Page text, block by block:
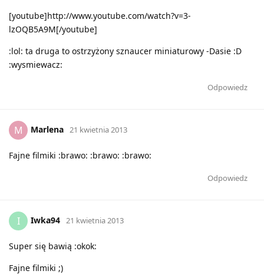
[youtube]http://www.youtube.com/watch?v=3-
lzOQB5A9M[/youtube]
:lol: ta druga to ostrzyżony sznaucer miniaturowy -Dasie :D
:wysmiewacz:
Odpowiedz
M Marlena 21 kwietnia 2013
Fajne filmiki :brawo: :brawo: :brawo:
Odpowiedz
I Iwka94 21 kwietnia 2013
Super się bawią :okok:
Fajne filmiki ;)